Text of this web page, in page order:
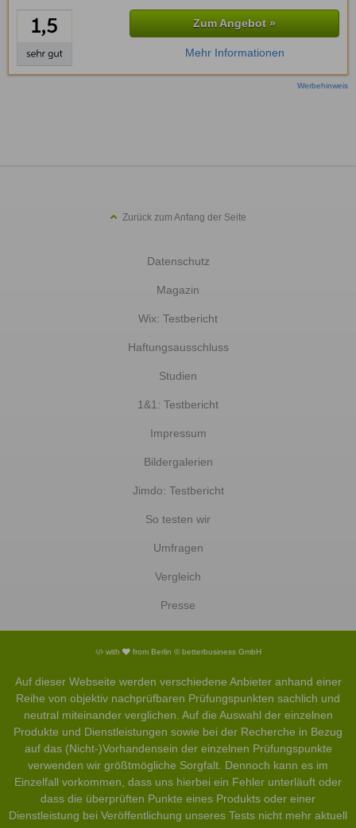
Zum Angebot »
Mehr Informationen
Werbehinweis
Zurück zum Anfang der Seite
Datenschutz
Magazin
Wix: Testbericht
Haftungsausschluss
Studien
1&1: Testbericht
Impressum
Bildergalerien
Jimdo: Testbericht
So testen wir
Umfragen
Vergleich
Presse
with from Berlin © betterbusiness GmbH
Auf dieser Webseite werden verschiedene Anbieter anhand einer
Reihe von objektiv nachprüfbaren Prüfungspunkten sachlich und
neutral miteinander verglichen. Auf die Auswahl der einzelnen
Produkte und Dienstleistungen sowie bei der Recherche in Bezug
auf das (Nicht-)Vorhandensein der einzelnen Prüfungspunkte
verwenden wir größtmögliche Sorgfalt. Dennoch kann es im
Einzelfall vorkommen, dass uns hierbei ein Fehler unterläuft oder
dass die überprüften Punkte eines Produkts oder einer
Dienstleistung bei Veröffentlichung unseres Tests nicht mehr aktuell